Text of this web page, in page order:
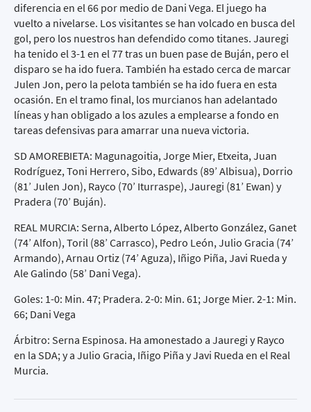
diferencia en el 66 por medio de Dani Vega. El juego ha
vuelto a nivelarse. Los visitantes se han volcado en busca del
gol, pero los nuestros han defendido como titanes. Jauregi
ha tenido el 3-1 en el 77 tras un buen pase de Buján, pero el
disparo se ha ido fuera. También ha estado cerca de marcar
Julen Jon, pero la pelota también se ha ido fuera en esta
ocasión. En el tramo final, los murcianos han adelantado
líneas y han obligado a los azules a emplearse a fondo en
tareas defensivas para amarrar una nueva victoria.
SD AMOREBIETA: Magunagoitia, Jorge Mier, Etxeita, Juan
Rodríguez, Toni Herrero, Sibo, Edwards (89’ Albisua), Dorrio
(81’ Julen Jon), Rayco (70’ Iturraspe), Jauregi (81’ Ewan) y
Pradera (70’ Buján).
REAL MURCIA: Serna, Alberto López, Alberto González, Ganet
(74’ Alfon), Toril (88’ Carrasco), Pedro León, Julio Gracia (74’
Armando), Arnau Ortiz (74’ Aguza), Iñigo Piña, Javi Rueda y
Ale Galindo (58’ Dani Vega).
Goles: 1-0: Min. 47; Pradera. 2-0: Min. 61; Jorge Mier. 2-1: Min.
66; Dani Vega
Árbitro: Serna Espinosa. Ha amonestado a Jauregi y Rayco
en la SDA; y a Julio Gracia, Iñigo Piña y Javi Rueda en el Real
Murcia.